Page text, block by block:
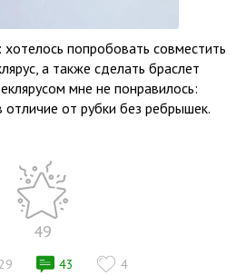
попробовать совместить
а также сделать браслет
мне не понравилось:
отличие от рубки без ребрышек.
49
43 4